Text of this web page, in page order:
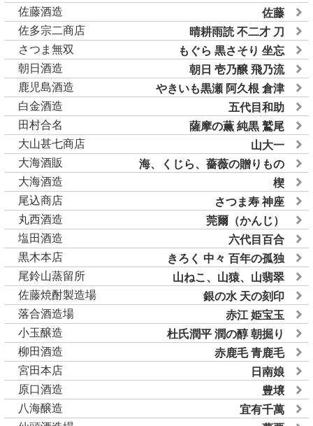
佐藤酒造
佐藤
佐多宗二商店
晴耕雨読 不二才 刀
さつま無双
もぐら 黒さそり 坐忘
朝日酒造
朝日 壱乃醸 飛乃流
鹿児島酒造
やきいも黒瀬 阿久根 倉津
白金酒造
五代目和助
田村合名
薩摩の薫 純黒 鷲尾
大山甚七商店
山大一
大海酒販
海、くじら、薔薇の贈りもの
大海酒造
楔
尾込商店
さつま寿 神座
丸西酒造
莞爾（かんじ）
塩田酒造
六代目百合
黒木本店
きろく 中々 百年の孤独
尾鈴山蒸留所
山ねこ、山猿、山翡翠
佐藤焼酎製造場
銀の水 天の刻印
落合酒造場
赤江 姫宝玉
小玉醸造
杜氏潤平 潤の醇 朝掘り
柳田酒造
赤鹿毛 青鹿毛
宮田本店
日南娘
原口酒造
豊壌
八海醸造
宜有千萬